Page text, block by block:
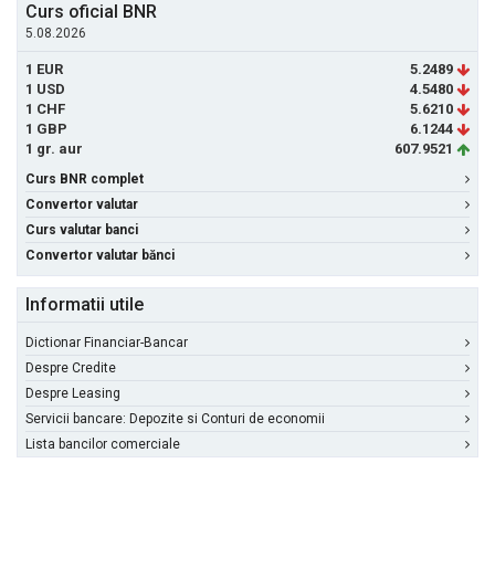
Curs oficial BNR
5.08.2026
1 EUR
5.2489
1 USD
4.5480
1 CHF
5.6210
1 GBP
6.1244
1 gr. aur
607.9521
Curs BNR complet
Convertor valutar
Curs valutar banci
Convertor valutar bănci
Informatii utile
Dictionar Financiar-Bancar
Despre Credite
Despre Leasing
Servicii bancare: Depozite si Conturi de economii
Lista bancilor comerciale